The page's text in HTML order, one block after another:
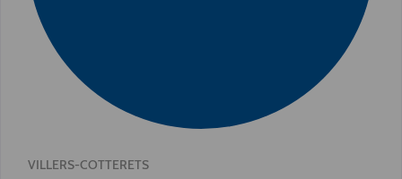
VILLERS-COTTERETS